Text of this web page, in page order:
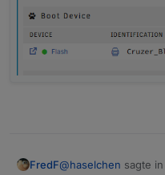
FredF@haselchen sagte in